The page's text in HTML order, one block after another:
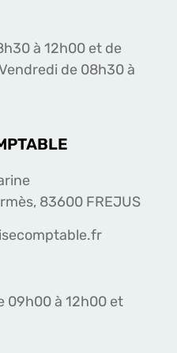
à 12h00 et de
de 08h30 à
83600 FREJUS
09h00 à 12h00 et